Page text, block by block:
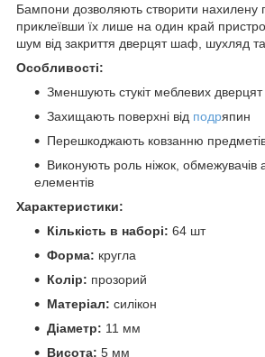
Бампони дозволяють створити нахилену
приклеївши їх лише на один край
шум від закриття дверцят шаф, шухляд та
Особливості:
Зменшують стукіт меблевих дверцят
Захищають поверхні від подряпин
Перешкоджають ковзанню
Виконують роль ніжок, обмежувачів
елементів
Характеристики:
Кількість в наборі: 64 шт
Форма: кругла
Колір: прозорий
Матеріал: силікон
Діаметр: 11 мм
Висота: 5 мм